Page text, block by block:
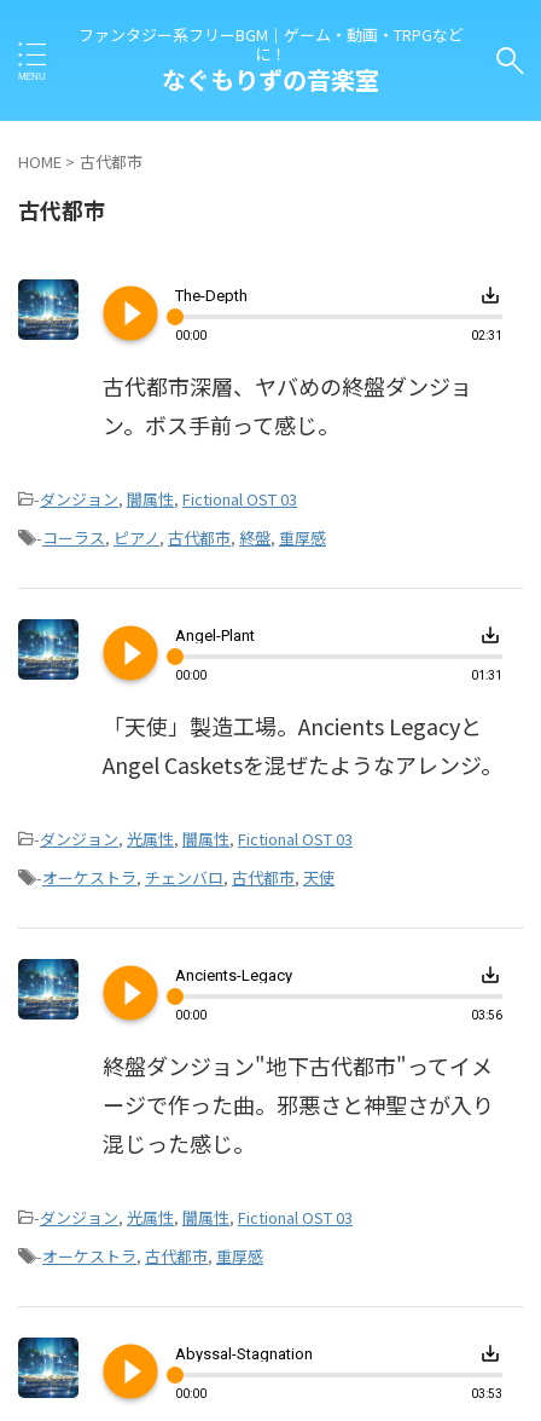
ファンタジー系フリーBGM｜ゲーム・動画・TRPGなど
に！
なぐもりずの音楽室
HOME > 古代都市
古代都市
play_circle_filled The-Depth save_alt
00:00 02:31
古代都市深層、ヤバめの終盤ダンジョ
ン。ボス手前って感じ。
-ダンジョン, 闇属性, Fictional OST 03
-コーラス, ピアノ, 古代都市, 終盤, 重厚感
play_circle_filled Angel-Plant save_alt
00:00 01:31
「天使」製造工場。Ancients Legacyと
Angel Casketsを混ぜたようなアレンジ。
-ダンジョン, 光属性, 闇属性, Fictional OST 03
-オーケストラ, チェンバロ, 古代都市, 天使
play_circle_filled Ancients-Legacy save_alt
00:00 03:56
終盤ダンジョン"地下古代都市"ってイメ
ージで作った曲。邪悪さと神聖さが入り
混じった感じ。
-ダンジョン, 光属性, 闇属性, Fictional OST 03
-オーケストラ, 古代都市, 重厚感
play_circle_filled Abyssal-Stagnation save_alt
00:00 03:53